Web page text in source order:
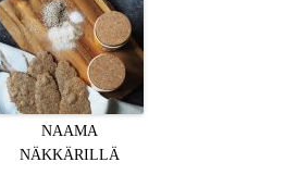
NAAMA
NÄKKÄRILLÄ